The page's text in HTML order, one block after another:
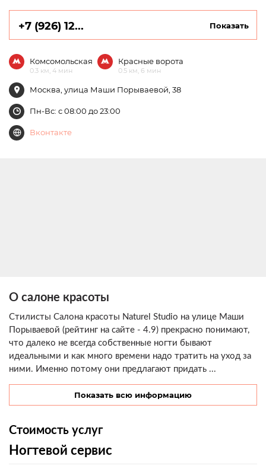
+7 (926) 12... Показать
Комсомольская
0.3 км, 4 мин
Красные ворота
0.5 км, 6 мин
Москва, улица Маши Порываевой, 38
Пн-Вс: с 08:00 до 23:00
Вконтакте
О салоне красоты
Стилисты Салона красоты Naturel Studio на улице Маши
Порываевой (рейтинг на сайте - 4.9) прекрасно понимают,
что далеко не всегда собственные ногти бывают
идеальными и как много времени надо тратить на уход за
ними. Именно потому они предлагают придать ...
Показать всю информацию
Стоимость услуг
Ногтевой сервис